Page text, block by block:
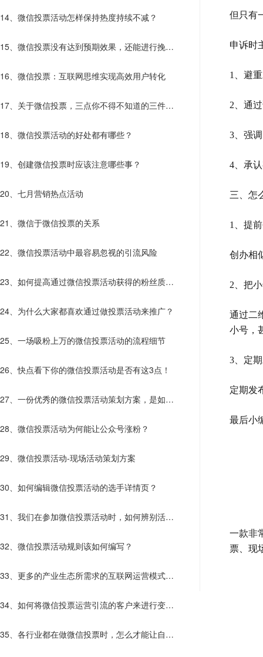
14、微信投票活动怎样保持热度持续不减？
15、微信投票没有达到预期效果，还能进行挽救
16、微信投票：互联网思维实现高效用户转化
17、关于微信投票，三点你不得不知道的三件
事！！
18、微信投票活动的好处都有哪些？
19、创建微信投票时应该注意哪些事？
20、七月营销热点活动
21、微信于微信投票的关系
22、微信投票活动中最容易忽视的引流风险
23、如何提高通过微信投票活动获得的粉丝质
24、为什么大家都喜欢通过做投票活动来推广？
25、一场吸粉上万的微信投票活动的流程细节
26、快点看下你的微信投票活动是否有这3点！
27、一份优秀的微信投票活动策划方案，是如何
诞生的？
28、微信投票活动为何能让公众号涨粉？
29、微信投票活动-现场活动策划方案
30、如何编辑微信投票活动的选手详情页？
31、我们在参加微信投票活动时，如何辨别活动
的真假？
32、微信投票活动规则该如何编写？
33、更多的产业生态所需求的互联网运营模式
——微信投票
34、如何将微信投票运营引流的客户来进行变
35、各行业都在做微信投票时，怎么才能让自己
但只有
申诉时
1、避
2、通
3、强
4、承
三、怎
1、提
创办相
2、把
通过二
小号，
3、定
定期发
最后小
一款非
票、现